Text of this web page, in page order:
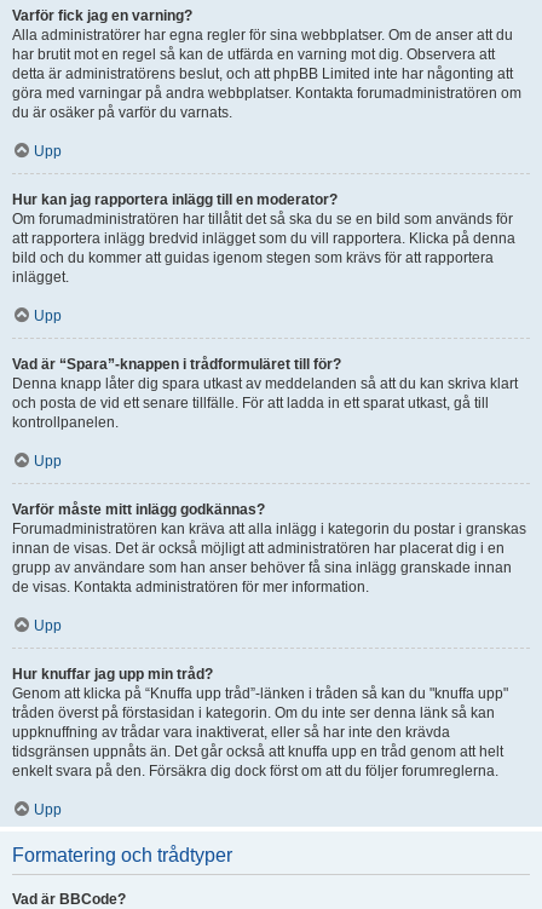
Varför fick jag en varning?
Alla administratörer har egna regler för sina webbplatser. Om de anser att du
har brutit mot en regel så kan de utfärda en varning mot dig. Observera att
detta är administratörens beslut, och att phpBB Limited inte har någonting att
göra med varningar på andra webbplatser. Kontakta forumadministratören om
du är osäker på varför du varnats.
Upp
Hur kan jag rapportera inlägg till en moderator?
Om forumadministratören har tillåtit det så ska du se en bild som används för
att rapportera inlägg bredvid inlägget som du vill rapportera. Klicka på denna
bild och du kommer att guidas igenom stegen som krävs för att rapportera
inlägget.
Upp
Vad är “Spara”-knappen i trådformuläret till för?
Denna knapp låter dig spara utkast av meddelanden så att du kan skriva klart
och posta de vid ett senare tillfälle. För att ladda in ett sparat utkast, gå till
kontrollpanelen.
Upp
Varför måste mitt inlägg godkännas?
Forumadministratören kan kräva att alla inlägg i kategorin du postar i granskas
innan de visas. Det är också möjligt att administratören har placerat dig i en
grupp av användare som han anser behöver få sina inlägg granskade innan
de visas. Kontakta administratören för mer information.
Upp
Hur knuffar jag upp min tråd?
Genom att klicka på “Knuffa upp tråd”-länken i tråden så kan du "knuffa upp"
tråden överst på förstasidan i kategorin. Om du inte ser denna länk så kan
uppknuffning av trådar vara inaktiverat, eller så har inte den krävda
tidsgränsen uppnåts än. Det går också att knuffa upp en tråd genom att helt
enkelt svara på den. Försäkra dig dock först om att du följer forumreglerna.
Upp
Formatering och trådtyper
Vad är BBCode?